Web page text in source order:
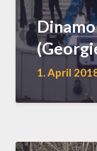
1. April